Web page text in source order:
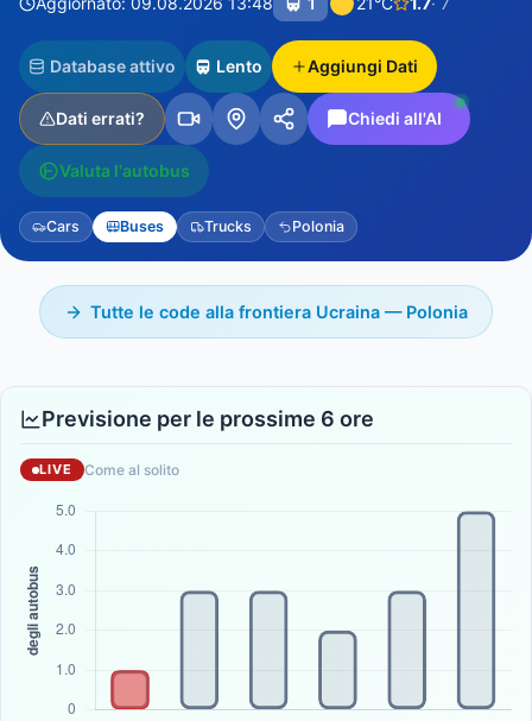
Database attivo Lento Aggiungi Dati
Dati errati? Chiedi all'AI
Valuta l'autobus
Cars Buses Trucks Polonia
Tutte le code alla frontiera Ucraina — Polonia
Previsione per le prossime 6 ore
LIVE Come al solito